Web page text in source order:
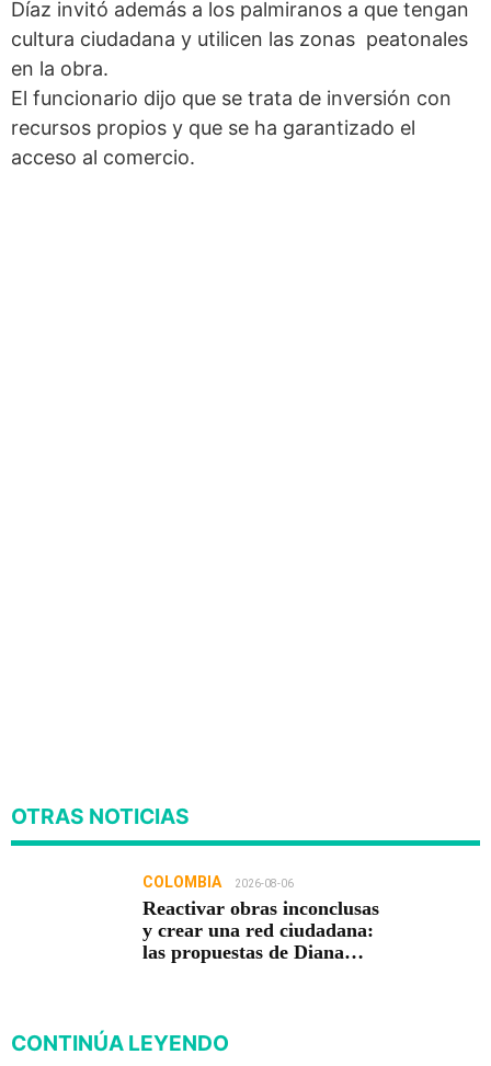
Díaz invitó además a los palmiranos a que tengan
cultura ciudadana y utilicen las zonas peatonales
en la obra.
El funcionario dijo que se trata de inversión con
recursos propios y que se ha garantizado el
acceso al comercio.
OTRAS NOTICIAS
COLOMBIA 2026-08-06
Reactivar obras inconclusas
y crear una red ciudadana:
las propuestas de Diana
CONTINÚA LEYENDO